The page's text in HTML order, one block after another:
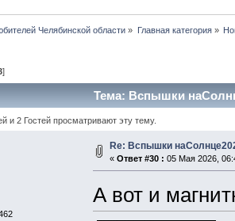
Челябинской области » Главная категория»
]
Тема: Вспышки
и 2 Гостей просматривают эту тему.
Re: Вспышки
« Ответ #30 : 05 Мая 2026,
А вот и